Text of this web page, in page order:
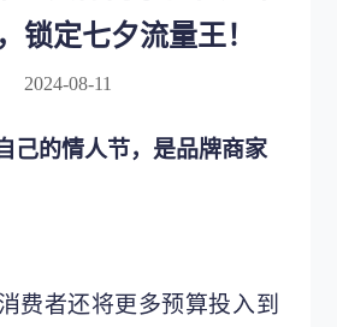
锁定七夕流量王！
2024-08-11
己的情人节，是品牌商家
费者还将更多预算投入到